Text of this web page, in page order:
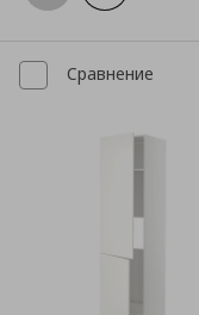
Сравнение